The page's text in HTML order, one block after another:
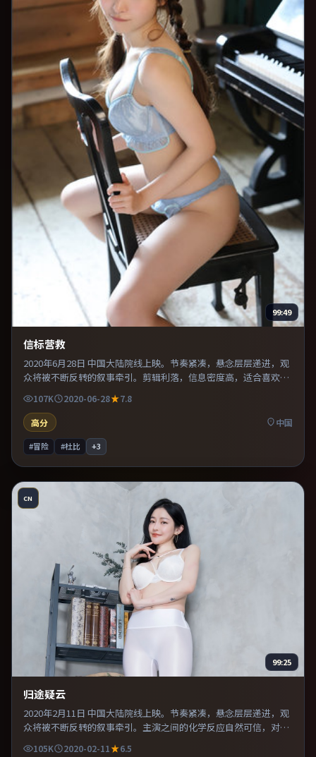
99:49
信标营救
2020年6月28日 中国大陆院线上映。节奏紧凑，悬念层层递进，观
众将被不断反转的叙事牵引。剪辑利落，信息密度高，适合喜欢烧
脑与推理的观众。推荐给偏爱群像戏与命运母题的影迷。
107K 2020-06-28
7.8
高分
中国
#冒险 #杜比 +3
CN
99:25
归途疑云
2020年2月11日 中国大陆院线上映。节奏紧凑，悬念层层递进，观
众将被不断反转的叙事牵引。主演之间的化学反应自然可信，对手
戏张力贯穿全片。推荐给偏爱群像戏与命运母题的影迷。
105K 2020-02-11
6.5